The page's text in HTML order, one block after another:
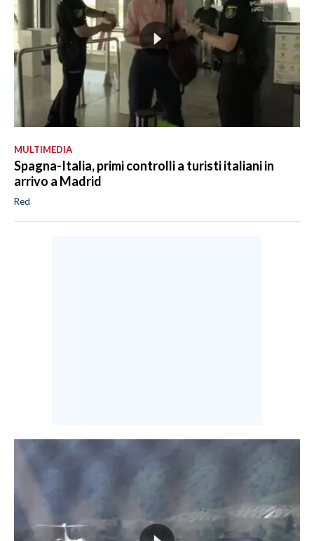
MULTIMEDIA
Spagna-Italia, primi controlli a turisti italiani in
arrivo a Madrid
Red